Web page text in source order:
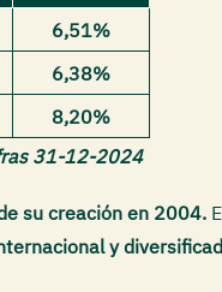
6,51%
6,38%
8,20%
31-12-2024
su creación en 2004.
y